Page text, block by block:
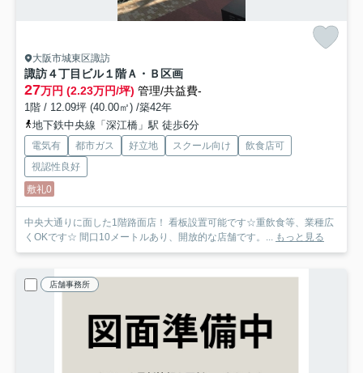
大阪市城東区諏訪
諏訪４丁目ビル１階Ａ・Ｂ区画
27万円 (2.23万円/坪) 管理/共益費-
1階 / 12.09坪 (40.00㎡) /築42年
地下鉄中央線「深江橋」駅 徒歩6分
電気有 都市ガス 好立地 スクール向け
飲食店可
視認性良好
敷礼0
中央大通りに面した1階路面店！ 看板設置可能です☆重飲食等、業種広
くOKです☆ 間口10メートルあり、開放的な店舗です。... もっと見る
店舗事務所